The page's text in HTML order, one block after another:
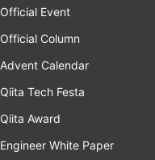
Official Event
Official Column
Advent Calendar
Qiita Tech Festa
Qiita Award
Engineer White Paper